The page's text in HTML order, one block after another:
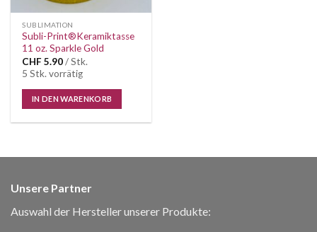
SUBLIMATION
Subli-Print®Keramiktasse
11 oz. Sparkle Gold
CHF 5.90/ Stk.
5 Stk. vorrätig
IN DEN WARENKORB
Unsere Partner
Auswahl der Hersteller unserer Produkte: